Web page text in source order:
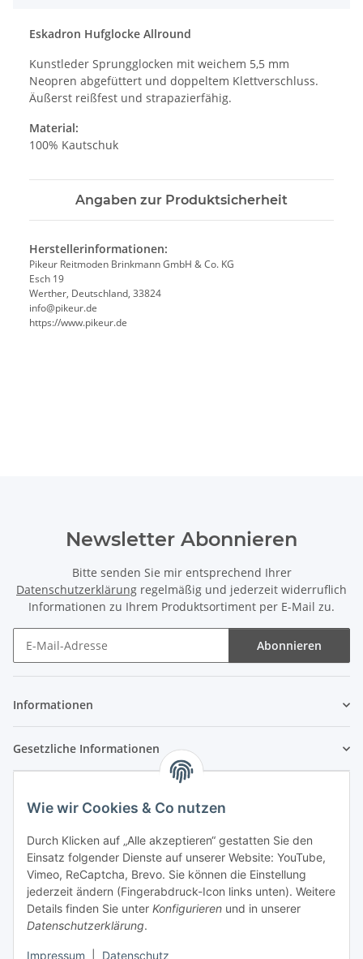
Wie wir Cookies & Co nutzen
Durch Klicken auf „Alle akzeptieren“ gestatten Sie den
Einsatz folgender Dienste auf unserer Website: YouTube,
Vimeo, ReCaptcha, Brevo. Sie können die Einstellung
jederzeit ändern (Fingerabdruck-Icon links unten). Weitere
Details finden Sie unter Konfigurieren und in unserer
Datenschutzerklärung.
Impressum Datenschutz
Eskadron Hufglocke Allround
Kunstleder Sprungglocken mit weichem 5,5 mm
Neopren abgefüttert und doppeltem Klettverschluss.
Äußerst reißfest und strapazierfähig.
Material:
100% Kautschuk
Angaben zur Produktsicherheit
Herstellerinformationen:
Pikeur Reitmoden Brinkmann GmbH & Co. KG
Esch 19
Werther, Deutschland, 33824
info@pikeur.de
https://www.pikeur.de
Newsletter Abonnieren
Bitte senden Sie mir entsprechend Ihrer
Datenschutzerklärung regelmäßig und jederzeit widerruflich
Informationen zu Ihrem Produktsortiment per E-Mail zu.
Abonnieren
Informationen
Gesetzliche Informationen